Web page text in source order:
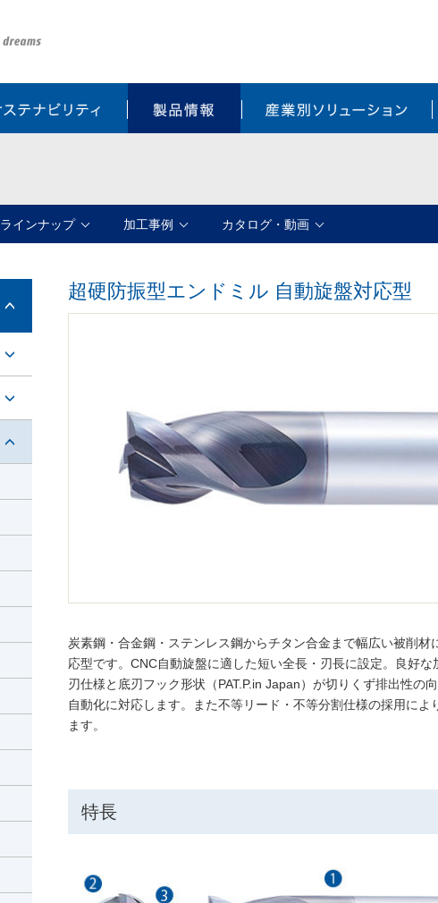
ラインナップ 加工事例 カタログ・動画
超硬防振型エンドミル 自動旋盤対応型
炭素鋼・合金鋼・ステンレス鋼からチタン合金まで幅広い被削
応型です。CNC自動旋盤に適した短い全長・刃長に設定。良好
刃仕様と底刃フック形状（PAT.P.in Japan）が切りくず排出性の
自動化に対応します。また不等リード・不等分割仕様の採用に
ます。
特長